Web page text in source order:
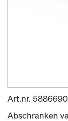
Art.nr.
Abschranken